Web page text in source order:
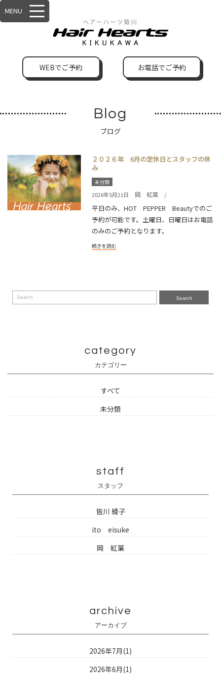
ヘアーハーツ菊川
WEBでご予約 お電話でご予約
MENU
Blog
ブログ
２０２６年 6月の定休日とスタッフの休
み
未分類
2026年5月21日 岡 紅葉 /
平日のみ、HOT PEPPER Beautyでのご
予約が可能です。土曜日、日曜日はお電話
のみのご予約となります。
続きを読む
Search
category
カテゴリー
すべて
未分類
staff
スタッフ
皆川 綾子
ito eisuke
岡 紅葉
archive
アーカイブ
2026年7月(1)
2026年6月(1)